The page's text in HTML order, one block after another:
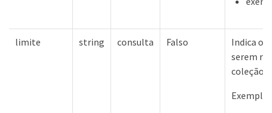
limite string consulta Falso
Indica o
serem
coleção.